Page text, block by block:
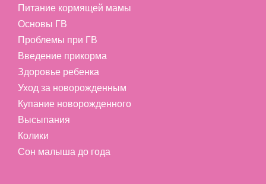
Питание кормящей мамы
Основы ГВ
Проблемы при ГВ
Введение прикорма
Здоровье ребенка
Уход за новорожденным
Купание новорожденного
Высыпания
Колики
Сон малыша до года